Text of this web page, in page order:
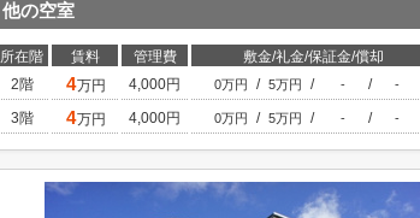
他の空室
所在階 賃料 管理費 敷金/礼金/保証金/償却
2階
4万円 4,000円 0万円 / 5万円 / - / -
3階
4万円 4,000円 0万円 / 5万円 / - / -